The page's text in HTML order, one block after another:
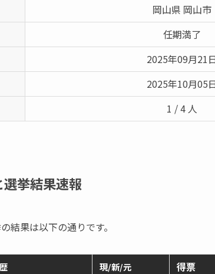
岡山県 岡山市
任期満了
2025年09月21
2025年10月05
1 / 4 人
挙結果速報
結果は以下の通りです。
現/新/元 得票